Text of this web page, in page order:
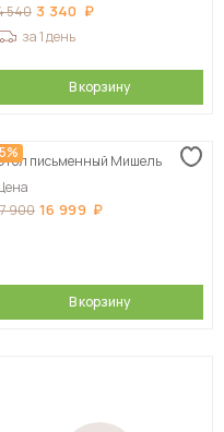
540 3 340
за 1 день
В корзину
письменный Мишель
900 16 999
В корзину